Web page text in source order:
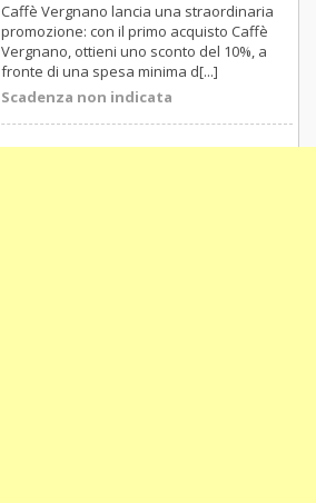
Caffè Vergnano lancia una straordinaria
promozione: con il primo acquisto Caffè
Vergnano, ottieni uno sconto del 10%, a
fronte di una spesa minima d[...]
Scadenza non indicata